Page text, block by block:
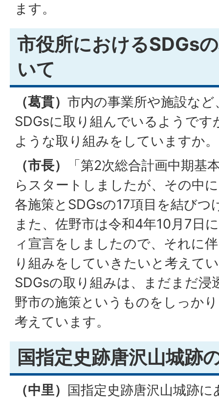
ます。
市役所におけるSDGs
いて
（葛貫） 市内の事業所や施設な
SDGsに取り組んでいるようです
ような取り組みをしていますか。
（市長）
「第2次総合計画中期基
らスタートしましたが、その中
各施策とSDGsの17項目を結びつ
また、佐野市は令和4年10月7日
ィ宣言をしましたので、それに
り組みをしていきたいと考えて
SDGsの取り組みは、まだまだ浸
野市の施策というものをしっか
考えています。
国指定史跡唐沢山城跡
（中里）
国指定史跡唐沢山城跡